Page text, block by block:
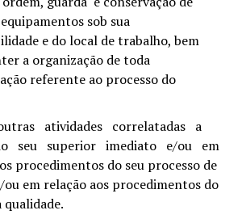
sob sua
e do local de trabalho, bem
a organização de toda
referente ao processo do
atividades correlatadas a
seu superior imediato e/ou em
procedimentos do seu processo de
em relação aos procedimentos do
qualidade.